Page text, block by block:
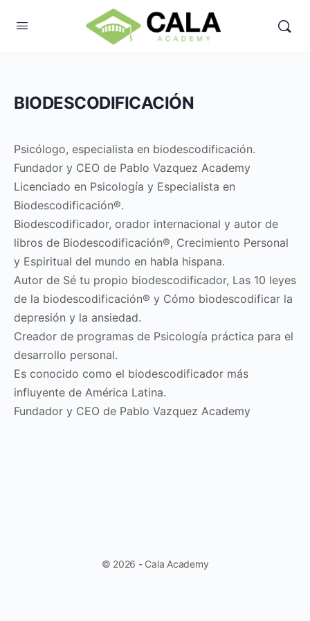
BIODESCODIFICACIÓN
Psicólogo, especialista en biodescodificación.
Fundador y CEO de Pablo Vazquez Academy
Licenciado en Psicología y Especialista en
Biodescodificación®.
Biodescodificador, orador internacional y autor de
libros de Biodescodificación®, Crecimiento Personal
y Espiritual del mundo en habla hispana.
Autor de Sé tu propio biodescodificador, Las 10 leyes
de la biodescodificación® y Cómo biodescodificar la
depresión y la ansiedad.
Creador de programas de Psicología práctica para el
desarrollo personal.
Es conocido como el biodescodificador más
influyente de América Latina.
Fundador y CEO de Pablo Vazquez Academy
© 2026 - Cala Academy